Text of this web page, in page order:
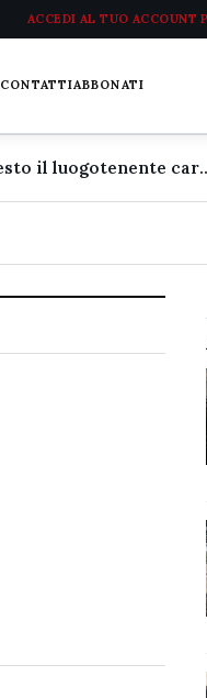
ACCEDI AL TUO ACCOUNT
CONTATTIABBONATI
Arma dei Carabinieri in lutto: se n'è